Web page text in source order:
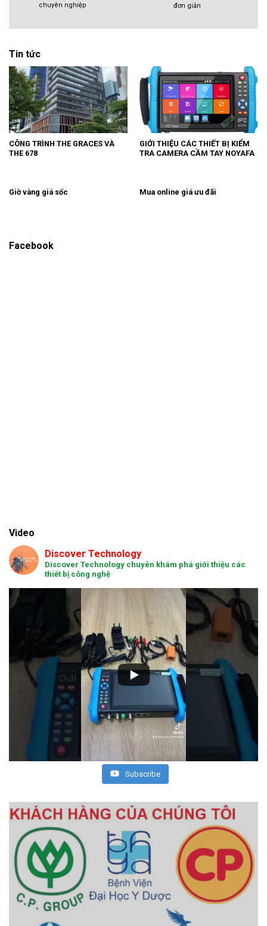
chuyên nghiệp
đơn giản
Tin tức
CÔNG TRÌNH THE GRACES VÀ
THE 678
GIỚI THIỆU CÁC THIẾT BỊ KIỂM
TRA CAMERA CẦM TAY NOYAFA
Giờ vàng giá sốc Mua online giá ưu đãi
Facebook
Video
Discover Technology
Discover Technology chuyên khám phá giới thiệu các
thiết bị công nghệ
Subscribe